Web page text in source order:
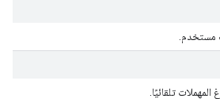
تلقائيًا.